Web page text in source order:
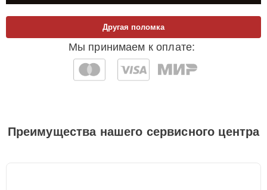
Мы принимаем к оплате:
Другая поломка
Преимущества нашего сервисного центра